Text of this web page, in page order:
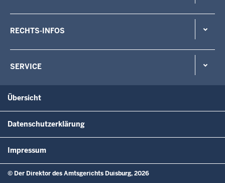
RECHTS-INFOS
SERVICE
Übersicht
Datenschutzerklärung
Impressum
© Der Direktor des Amtsgerichts Duisburg, 2026